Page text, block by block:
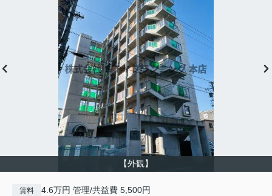
【外観】
賃料 4.6万円 管理/共益費 5,500円